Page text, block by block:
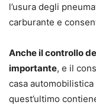
l’usura degli
carburante e
Anche il controllo
importante, e il
casa
quest’ultimo